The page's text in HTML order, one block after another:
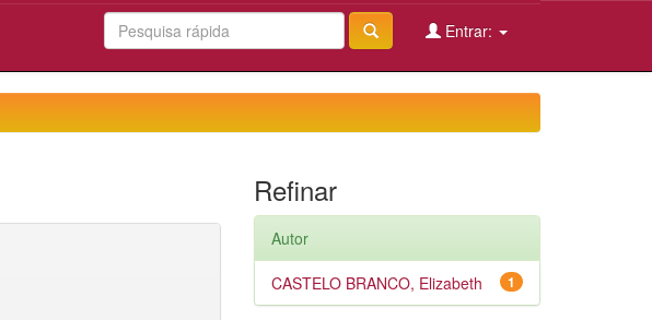
Entrar:
Refinar
Autor
1
CASTELO BRANCO, Elizabeth